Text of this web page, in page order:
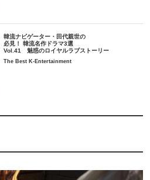
韓流ナビゲーター・田代親世の
必見！ 韓流名作ドラマ3選
Vol.41 魅惑のロイヤルラブストーリー
The Best K-Entertainment